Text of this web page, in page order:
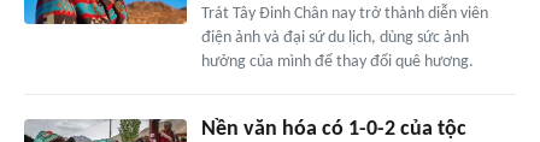
Trát Tây Đinh Chân nay trở thành diễn viên
điện ảnh và đại sứ du lịch, dùng sức ảnh
hưởng của mình để thay đổi quê hương.
Nền văn hóa có 1-0-2 của tộc